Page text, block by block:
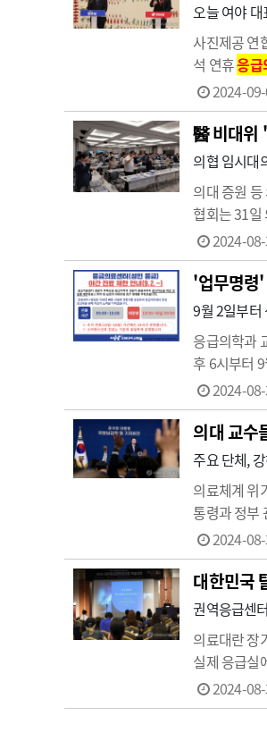
오늘 여야
사진제공 연
석 연휴응급
련해 추석
당장의 의
2024-
醫 비대
의협 임시대
의대 증원
협회는 31일
결됐지만임
만, 자만, 불
2024-
' 업무명
9월 2일부
응급의학과
후 6시부터
원응급의료
병원 측에
2024-
의대 교수
주요 단체,
의료체계 위
통령과 정부
내고 전날
2024-
대한민국
권역응급센
의료대란 장
실제 응급실
더불어민주
월 기준 513
2024-